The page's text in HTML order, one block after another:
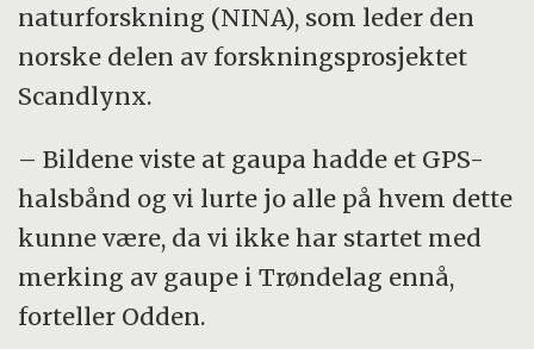
naturforskning (NINA), som leder den
norske delen av forskningsprosjektet
Scandlynx.
– Bildene viste at gaupa hadde et GPS-
halsbånd og vi lurte jo alle på hvem dette
kunne være, da vi ikke har startet med
merking av gaupe i Trøndelag ennå,
forteller Odden.